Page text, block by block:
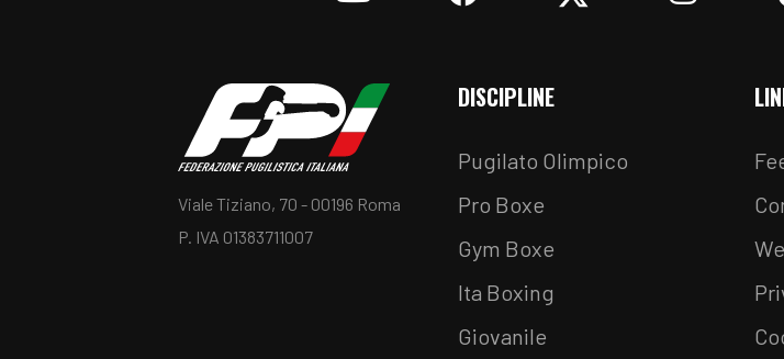
Viale Tiziano, 70 - 00196 Roma
P. IVA 01383711007
DISCIPLINE
Pugilato Olimpico
Pro Boxe
Gym Boxe
Ita Boxing
Giovanile